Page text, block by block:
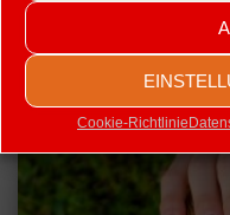
Cookie-Richtlinie
Weltpokal, die Champions
VonRedaktion, vor3